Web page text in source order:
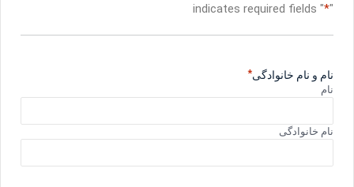
"
*
" indicates required fields
نام و نام خانوادگی*
نام
نام خانوادگی